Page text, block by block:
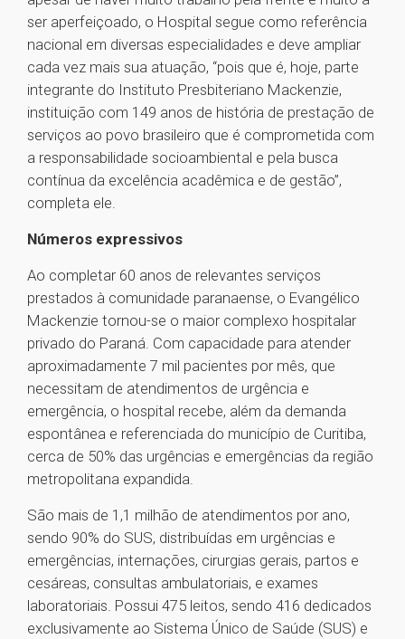
ser aperfeiçoado, o Hospital segue como referência
nacional em diversas especialidades e deve ampliar
cada vez mais sua atuação, “pois que é, hoje, parte
integrante do Instituto Presbiteriano Mackenzie,
instituição com 149 anos de história de prestação de
serviços ao povo brasileiro que é comprometida com
a responsabilidade socioambiental e pela busca
contínua da excelência acadêmica e de gestão”,
completa ele.
Números expressivos
Ao completar 60 anos de relevantes serviços
prestados à comunidade paranaense, o Evangélico
Mackenzie tornou-se o maior complexo hospitalar
privado do Paraná. Com capacidade para atender
aproximadamente 7 mil pacientes por mês, que
necessitam de atendimentos de urgência e
emergência, o hospital recebe, além da demanda
espontânea e referenciada do município de Curitiba,
cerca de 50% das urgências e emergências da região
metropolitana expandida.
São mais de 1,1 milhão de atendimentos por ano,
sendo 90% do SUS, distribuídas em urgências e
emergências, internações, cirurgias gerais, partos e
cesáreas, consultas ambulatoriais, e exames
laboratoriais. Possui 475 leitos, sendo 416 dedicados
exclusivamente ao Sistema Único de Saúde (SUS) e